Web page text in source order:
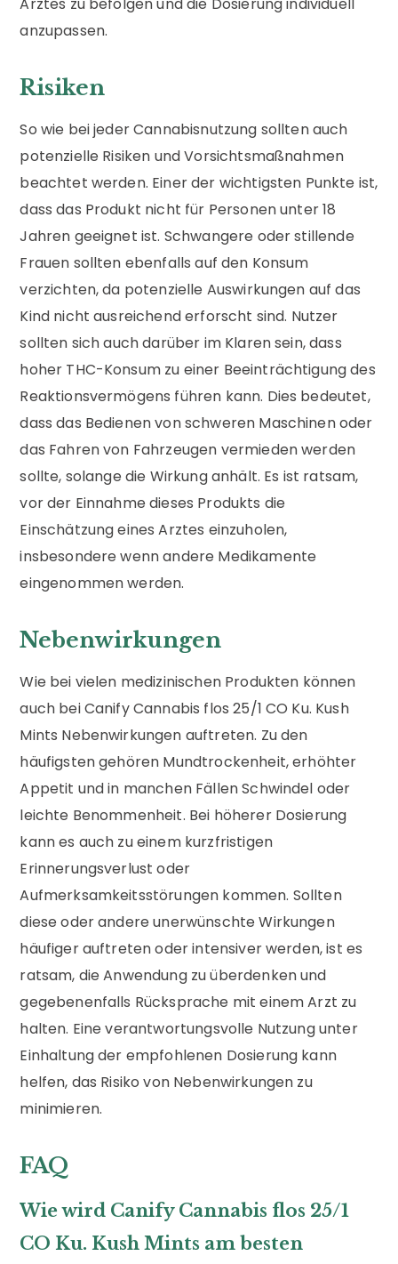
anzupassen.
Risiken
So wie bei jeder Cannabisnutzung sollten auch
potenzielle Risiken und Vorsichtsmaßnahmen
beachtet werden. Einer der wichtigsten Punkte ist,
dass das Produkt nicht für Personen unter 18
Jahren geeignet ist. Schwangere oder stillende
Frauen sollten ebenfalls auf den Konsum
verzichten, da potenzielle Auswirkungen auf das
Kind nicht ausreichend erforscht sind. Nutzer
sollten sich auch darüber im Klaren sein, dass
hoher THC-Konsum zu einer Beeinträchtigung des
Reaktionsvermögens führen kann. Dies bedeutet,
dass das Bedienen von schweren Maschinen oder
das Fahren von Fahrzeugen vermieden werden
sollte, solange die Wirkung anhält. Es ist ratsam,
vor der Einnahme dieses Produkts die
Einschätzung eines Arztes einzuholen,
insbesondere wenn andere Medikamente
eingenommen werden.
Nebenwirkungen
Wie bei vielen medizinischen Produkten können
auch bei Canify Cannabis flos 25/1 CO Ku. Kush
Mints Nebenwirkungen auftreten. Zu den
häufigsten gehören Mundtrockenheit, erhöhter
Appetit und in manchen Fällen Schwindel oder
leichte Benommenheit. Bei höherer Dosierung
kann es auch zu einem kurzfristigen
Erinnerungsverlust oder
Aufmerksamkeitsstörungen kommen. Sollten
diese oder andere unerwünschte Wirkungen
häufiger auftreten oder intensiver werden, ist es
ratsam, die Anwendung zu überdenken und
gegebenenfalls Rücksprache mit einem Arzt zu
halten. Eine verantwortungsvolle Nutzung unter
Einhaltung der empfohlenen Dosierung kann
helfen, das Risiko von Nebenwirkungen zu
minimieren.
FAQ
Wie wird Canify Cannabis flos 25/1
CO Ku. Kush Mints am besten